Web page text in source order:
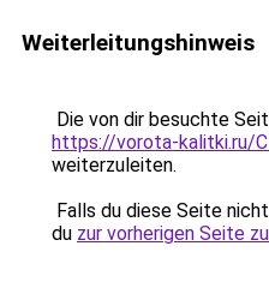
Weiterleitungshinweis
Die von dir besuchte
https://vorota-kalitki.ru/
weiterzuleiten.
Falls du diese Seite
du zur vorherigen Seite